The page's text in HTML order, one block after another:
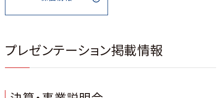
プレゼンテーション掲載情報